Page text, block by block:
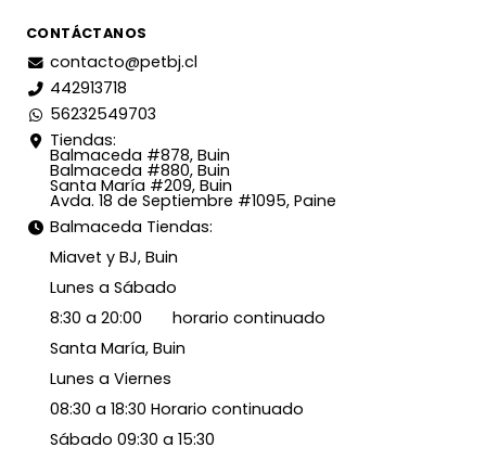
CONTÁCTANOS
contacto@petbj.cl
442913718
56232549703
Tiendas:
Balmaceda #878, Buin
Balmaceda #880, Buin
Santa María #209, Buin
Avda. 18 de Septiembre #1095, Paine
Balmaceda Tiendas:
Miavet y BJ, Buin
Lunes a Sábado
8:30 a 20:00 horario continuado
Santa María, Buin
Lunes a Viernes
08:30 a 18:30 Horario continuado
Sábado 09:30 a 15:30